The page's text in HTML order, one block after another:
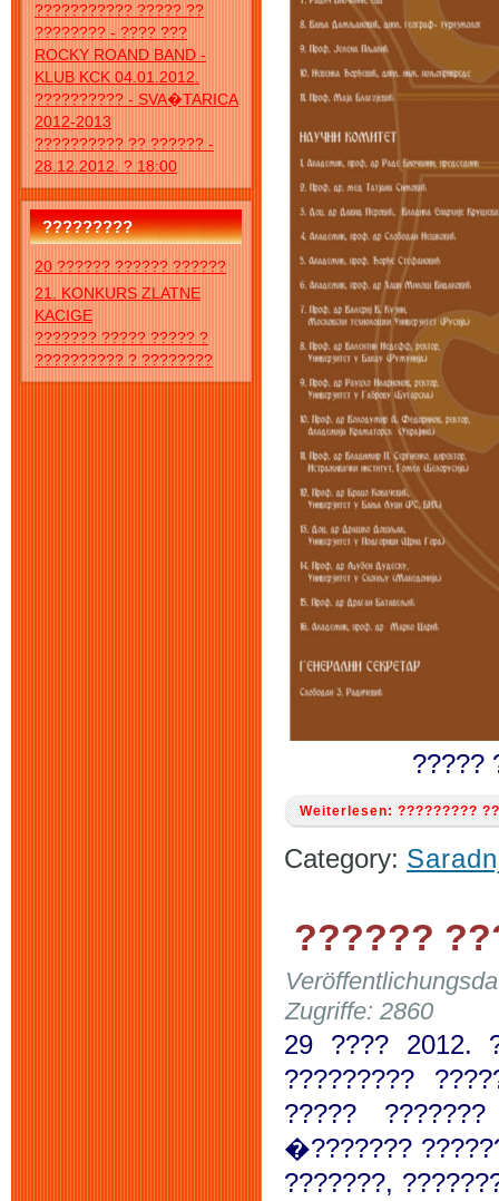
??????????? ????? ??
???????? - ???? ???
ROCKY ROAND BAND -
KLUB KCK 04.01.2012.
?????????? - SVA�TARICA
2012-2013
?????????? ?? ?????? -
28.12.2012. ? 18:00
?????????
20 ?????? ?????? ??????
21. KONKURS ZLATNE
KACIGE
??????? ????? ????? ?
?????????? ? ????????
?????
Weiterlesen: ?????????
Category:
??????
Zugriffe: 2860
29 ???? 2012.
?????????
?????
�???????
???????,